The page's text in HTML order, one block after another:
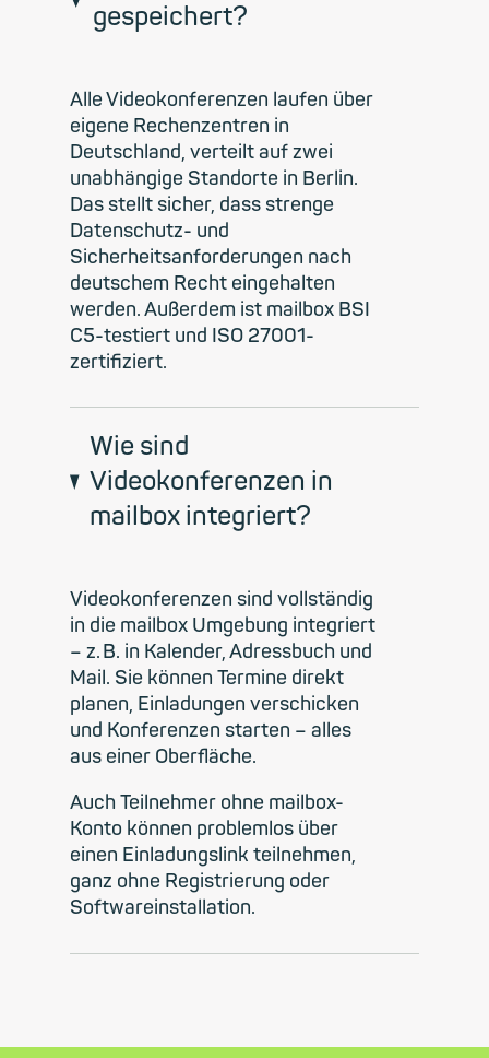
gespeichert?
Alle Videokonferenzen laufen über
eigene Rechenzentren in
Deutschland, verteilt auf zwei
unabhängige Standorte in Berlin.
Das stellt sicher, dass strenge
Datenschutz- und
Sicherheitsanforderungen nach
deutschem Recht eingehalten
werden. Außerdem ist mailbox BSI
C5-testiert und ISO 27001-
zertifiziert.
Wie sind
Videokonferenzen in
mailbox integriert?
Videokonferenzen sind vollständig
in die mailbox Umgebung integriert
– z. B. in Kalender, Adressbuch und
Mail. Sie können Termine direkt
planen, Einladungen verschicken
und Konferenzen starten – alles
aus einer Oberfläche.
Auch Teilnehmer ohne mailbox-
Konto können problemlos über
einen Einladungslink teilnehmen,
ganz ohne Registrierung oder
Softwareinstallation.